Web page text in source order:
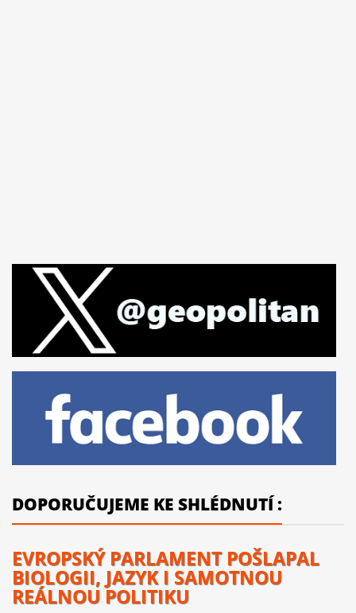
DOPORUČUJEME KE SHLÉDNUTÍ :
EVROPSKÝ PARLAMENT POŠLAPAL
BIOLOGII, JAZYK I SAMOTNOU
REÁLNOU POLITIKU